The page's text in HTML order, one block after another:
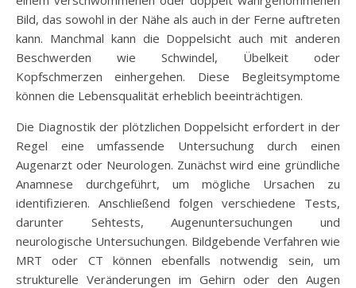
Bild, das sowohl in der Nähe als auch in der Ferne auftreten
kann. Manchmal kann die Doppelsicht auch mit anderen
Beschwerden wie Schwindel, Übelkeit oder
Kopfschmerzen einhergehen. Diese Begleitsymptome
können die Lebensqualität erheblich beeinträchtigen.
Die Diagnostik der plötzlichen Doppelsicht erfordert in der
Regel eine umfassende Untersuchung durch einen
Augenarzt oder Neurologen. Zunächst wird eine gründliche
Anamnese durchgeführt, um mögliche Ursachen zu
identifizieren. Anschließend folgen verschiedene Tests,
darunter Sehtests, Augenuntersuchungen und
neurologische Untersuchungen. Bildgebende Verfahren wie
MRT oder CT können ebenfalls notwendig sein, um
strukturelle Veränderungen im Gehirn oder den Augen